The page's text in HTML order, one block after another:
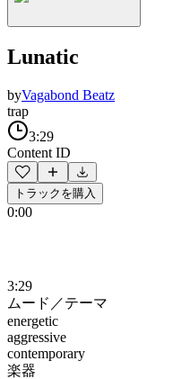
Lunatic
byVagabond Beatz
trap
3:29
Content ID
トラックを購入
0:00
3:29
ムード／テーマ
energetic
aggressive
contemporary
楽器